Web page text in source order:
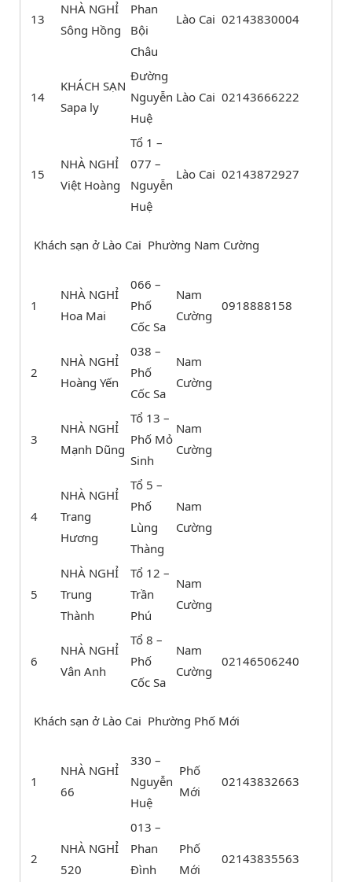
13
NHÀ NGHỈ
Sông Hồng
Phan
Bội
Châu
Lào Cai 02143830004
14
KHÁCH SẠN
Sapa ly
Đường
Nguyễn
Huệ
Lào Cai 02143666222
15
NHÀ NGHỈ
Việt Hoàng
Tổ 1 –
077 –
Nguyễn
Huệ
Lào Cai 02143872927
Khách sạn ở Lào Cai Phường Nam Cường
1
NHÀ NGHỈ
Hoa Mai
066 –
Phố
Cốc Sa
Nam
Cường
0918888158
2
NHÀ NGHỈ
Hoàng Yến
038 –
Phố
Cốc Sa
Nam
Cường
3
NHÀ NGHỈ
Mạnh Dũng
Tổ 13 –
Phố Mỏ
Sinh
Nam
Cường
4
NHÀ NGHỈ
Trang
Hương
Tổ 5 –
Phố
Lùng
Thàng
Nam
Cường
5
NHÀ NGHỈ
Trung
Thành
Tổ 12 –
Trần
Phú
Nam
Cường
6
NHÀ NGHỈ
Vân Anh
Tổ 8 –
Phố
Cốc Sa
Nam
Cường
02146506240
Khách sạn ở Lào Cai Phường Phố Mới
1
NHÀ NGHỈ
66
330 –
Nguyễn
Huệ
Phố
Mới
02143832663
2
NHÀ NGHỈ
520
013 –
Phan
Đình
Phố
Mới
02143835563